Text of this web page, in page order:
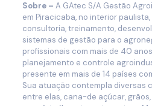
Sobre – A GAtec S/A Gestão
em Piracicaba, no interior
consultoria, treinamento,
sistemas de gestão para o
profissionais com mais de 40
planejamento e controle
presente em mais de 14 países
Sua atuação contempla diversas
entre elas, cana-de açúcar,